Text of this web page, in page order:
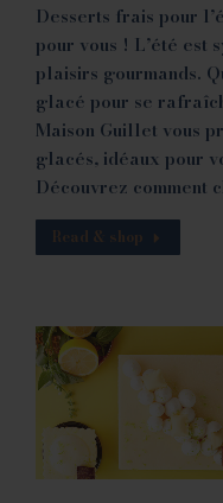
Desserts frais pour
pour vous ! L’été est
plaisirs gourmands.
glacé pour se
Maison Guillet vous
glacés, idéaux pour
Découvrez comment
Read & shop